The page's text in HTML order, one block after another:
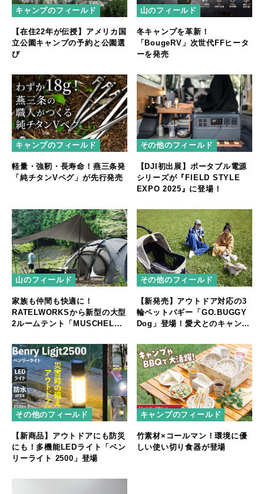
キャンプのフィールド
【在住22年が伝授】アメリカ国
立公園キャンプの予約と公園選
び
山のフィールド
冬キャンプを革新！
「BougeRV」次世代FFヒータ
ーを発売
キャンプのフィールド
軽量・強靭・長寿命！燕三条発
「純チタンVペグ」が先行発売
その他のフィールド
【DJI初出展】ポータブル電源
シリーズが『FIELD STYLE
EXPO 2025』に登場！
山のフィールド
家族も仲間も快適に！
RATELWORKSから新型の大型
2ルームテント「MUSCHEL」
その他のフィールド
【新発売】アウトドア対応の3
輪ペットバギー「GO.BUGGY
Dog」登場！愛犬とのキャンプ
その他のフィールド
【新商品】アウトドアにも防災
にも！多機能LEDライト「ベン
リーライト 2500」登場
キャンプのフィールド
竹素材×コールマン！環境に優
しい使い切り食器が登場